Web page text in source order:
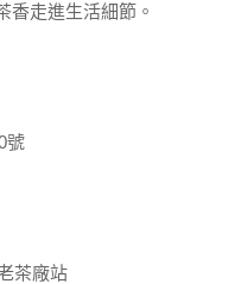
香走進生活細節。
號
茶廠站